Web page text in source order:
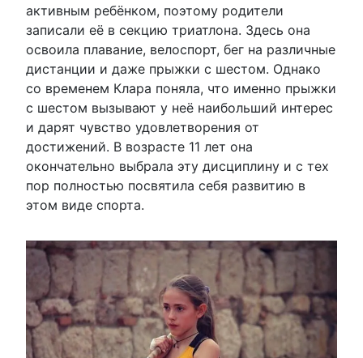
активным ребёнком, поэтому родители
записали её в секцию триатлона. Здесь она
освоила плавание, велоспорт, бег на различные
дистанции и даже прыжки с шестом. Однако
со временем Клара поняла, что именно прыжки
с шестом вызывают у неё наибольший интерес
и дарят чувство удовлетворения от
достижений. В возрасте 11 лет она
окончательно выбрала эту дисциплину и с тех
пор полностью посвятила себя развитию в
этом виде спорта.